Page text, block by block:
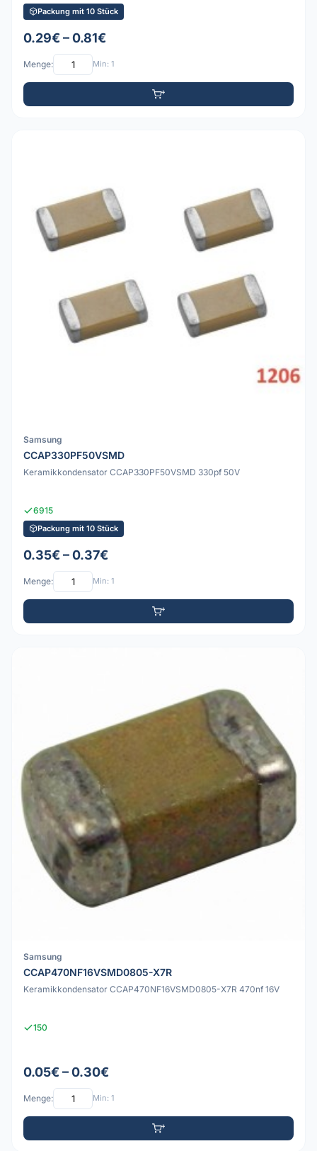
Packung mit 10 Stück
0.29€ – 0.81€
Menge: Min: 1
Samsung
CCAP330PF50VSMD
Keramikkondensator CCAP330PF50VSMD 330pf 50V
6915
Packung mit 10 Stück
0.35€ – 0.37€
Menge: Min: 1
Samsung
CCAP470NF16VSMD0805-X7R
Keramikkondensator CCAP470NF16VSMD0805-X7R 470nf 16V
150
0.05€ – 0.30€
Menge: Min: 1